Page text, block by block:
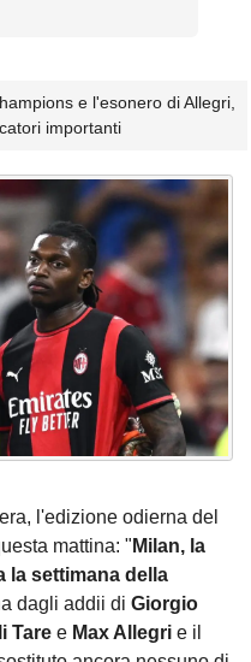
e l'esonero di Allegri,
importanti
l'edizione odierna del
mattina: " Milan, la
la settimana della
dagli addii di Giorgio
Tare e Max Allegri e il